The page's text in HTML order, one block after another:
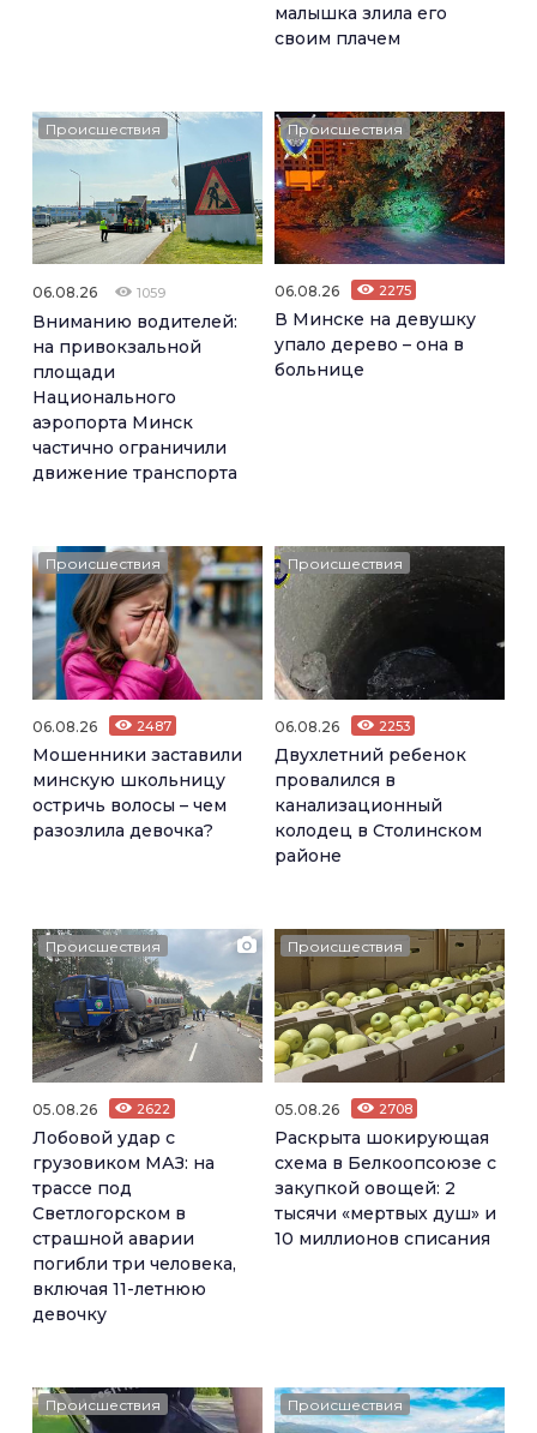
малышка злила его
своим плачем
Происшествия
06.08.26 1059
Вниманию водителей:
на привокзальной
площади
Национального
аэропорта Минск
частично ограничили
движение транспорта
Происшествия
06.08.26 2275
В Минске на девушку
упало дерево – она в
больнице
Происшествия
06.08.26 2487
Мошенники заставили
минскую школьницу
остричь волосы – чем
разозлила девочка?
Происшествия
06.08.26 2253
Двухлетний ребенок
провалился в
канализационный
колодец в Столинском
районе
Происшествия
05.08.26 2622
Лобовой удар с
грузовиком МАЗ: на
трассе под
Светлогорском в
страшной аварии
погибли три человека,
включая 11-летнюю
девочку
Происшествия
05.08.26 2708
Раскрыта шокирующая
схема в Белкоопсоюзе с
закупкой овощей: 2
тысячи «мертвых душ» и
10 миллионов списания
Происшествия Происшествия